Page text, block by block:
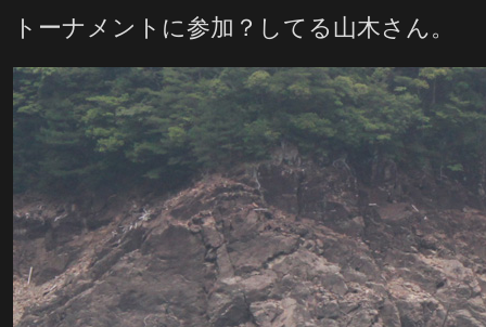
トーナメントに参加？してる山木さん。